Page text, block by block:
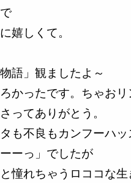
嬉しくて。
物語」観ましたよ～
かったです。ちゃおリ
ってありがとう。
も不良もカンフーハッ
ーっ」でしたが
憧れちゃうロココな生